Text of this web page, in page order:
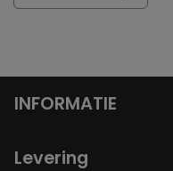
INFORMATIE
Levering